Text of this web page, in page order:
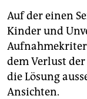
Auf der einen
Kinder und
dem Verlust
die Lösung
Ansichten.